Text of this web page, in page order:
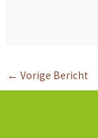
← Vorige Bericht